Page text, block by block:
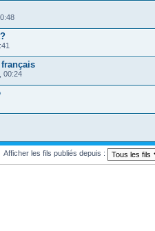
00:24
Afficher les fils publiés depuis :